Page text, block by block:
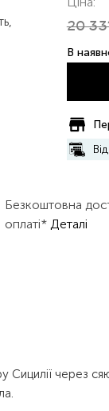
20
В
Безкоштовна
оплаті* Деталі
Сицилії через